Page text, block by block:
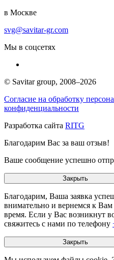
в Москве
svg@savitar-gr.com
Мы в соцсетях
© Savitar group, 2008–2026
Согласие на обработку
конфиденциальности
Разработка сайта RITG
Благодарим Вас за ваш отзыв!
Ваше сообщение успешно
Закрыть
Благодарим, Ваша заявка
внимательно и вернемся к
время. Если у Вас возникнут
свяжитесь с нами по телефону
Закрыть